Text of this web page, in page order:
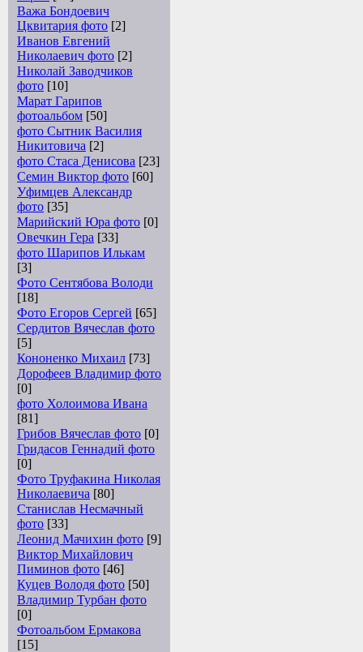
Важа Бондоевич
Цквитария фото [2]
Иванов Евгений
Николаевич фото [2]
Николай Заводчиков
фото [10]
Марат Гарипов
фотоальбом [50]
фото Сытник Василия
Никитовича [2]
фото Стаса Денисова [23]
Семин Виктор фото [60]
Уфимцев Александр
фото [35]
Марийский Юра фото [0]
Овечкин Гера [33]
фото Шарипов Илькам
[3]
Фото Сентябова Володи
[18]
Фото Егоров Сергей [65]
Сердитов Вячеслав фото
[5]
Кононенко Михаил [73]
Дорофеев Владимир фото
[0]
фото Холоимова Ивана
[81]
Грибов Вячеслав фото [0]
Гридасов Геннадий фото
[0]
Фото Труфакина Николая
Николаевича [80]
Станислав Несмачный
фото [33]
Леонид Мачихин фото [9]
Виктор Михайлович
Пиминов фото [46]
Куцев Володя фото [50]
Владимир Турбан фото
[0]
Фотоальбом Ермакова
[15]